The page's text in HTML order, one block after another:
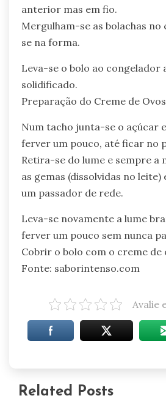
anterior mas em fio.
Mergulham-se as bolachas
se na forma.
Leva-se o bolo ao congelador
solidificado.
Preparação do Creme de
Num tacho junta-se o açúcar
ferver um pouco, até ficar no
Retira-se do lume e sempre a
as gemas (dissolvidas no
um passador de rede.
Leva-se novamente a lume
ferver um pouco sem nunca
Cobrir o bolo com o creme de
Fonte: saborintenso.com
Avalie
Related Posts